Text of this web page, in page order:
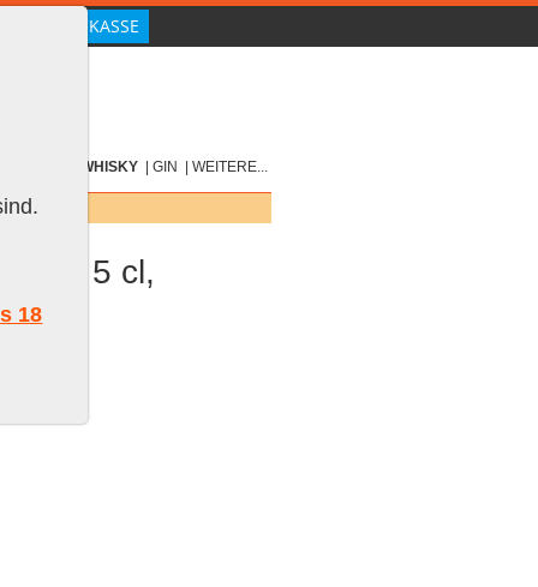
WHISKY GIN WEITERE...
5 cl,
18